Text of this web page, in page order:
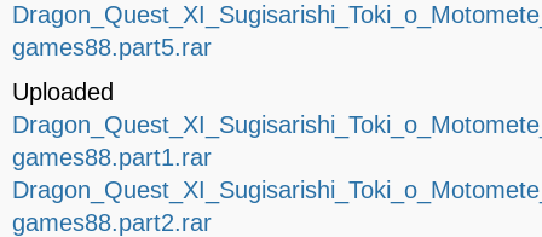
games88.part5.rar
Uploaded
games88.part1.rar
games88.part2.rar